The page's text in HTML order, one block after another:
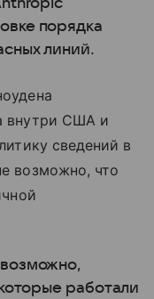
порядка
линий.
внутри США и
сведений в
возможно, что
работали